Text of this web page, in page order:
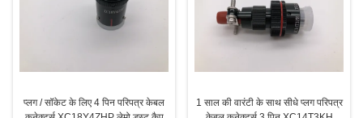
प्लग / सॉकेट के लिए 4 पिन परिपत्र केबल
1 साल की वारंटी के साथ सीधे प्लग परिपत्र